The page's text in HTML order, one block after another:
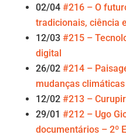
02/04 #216 – O
tradicionais, ciência
12/03 #215 –
digital
26/02 #214 –
mudanças climáticas
12/02 #213 –
29/01 #212 – Ugo
documentários – 2º